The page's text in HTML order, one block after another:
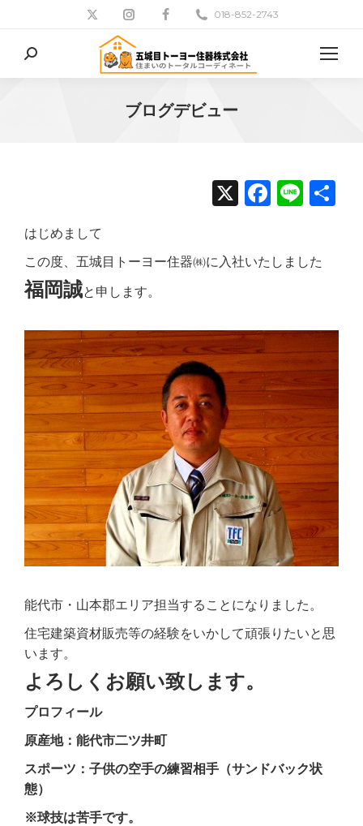
018-852-2743
検
索:
ブログデビュー
X Line
はじめまして
この度、五城目トーヨー住器㈱に入社いたしました
福岡誠と申します。
能代市・山本郡エリア担当することになりました。
住宅建築資材販売等の経験をいかして頑張りたいと思
います。
よろしくお願い致します。
プロフィール
原産地：能代市二ツ井町
スポーツ：子供の空手の練習相手（サンドバック状
態）
※球技は苦手です。